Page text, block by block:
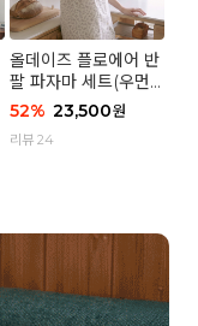
올데이즈 플로에어 반
팔 파자마 세트(우먼)
- 01 포슬 가든
52% 23,500원
리뷰 24